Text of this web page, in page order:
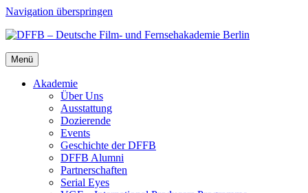
Navigation überspringen
Menü
Aka­de­mie
Über Uns
Aus­stat­tung
Dozie­ren­de
Events
Geschich­te der DFFB
DFFB Alum­ni
Part­ner­schaf­ten
Seri­al Eyes